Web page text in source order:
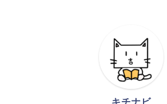
キチナビ